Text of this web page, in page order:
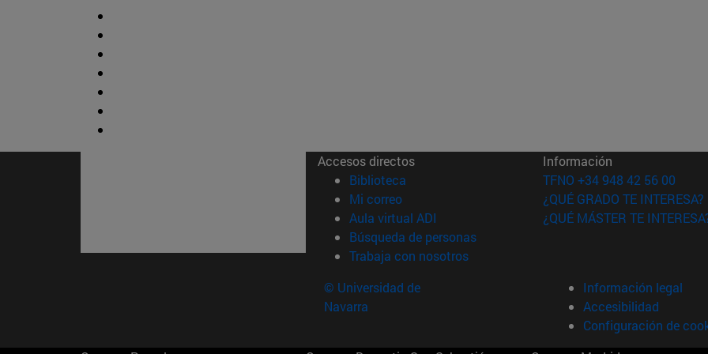
Accesos directos
Biblioteca (abre en nueva ventana)
Mi correo(abre en nueva ventana)
Aula virtual ADI (abre en nueva ventana)
Búsqueda de personas(abre en nueva ventana)
Trabaja con nosotros(abre en nueva ventana)
Información
TFNO +34 948 42 56 00
¿QUÉ GRADO TE INTERESA?
¿QUÉ MÁSTER TE
© Universidad de
Navarra
Información legal
Accesibilidad
Configuración de